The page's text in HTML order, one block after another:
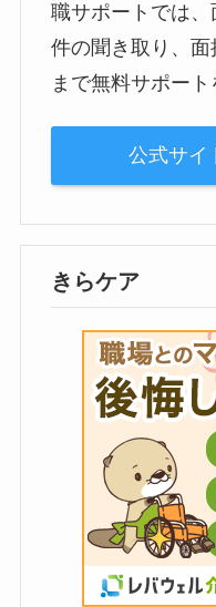
職サポートでは
件の聞き取り、
まで無料サポート
公式サイ
きらケア